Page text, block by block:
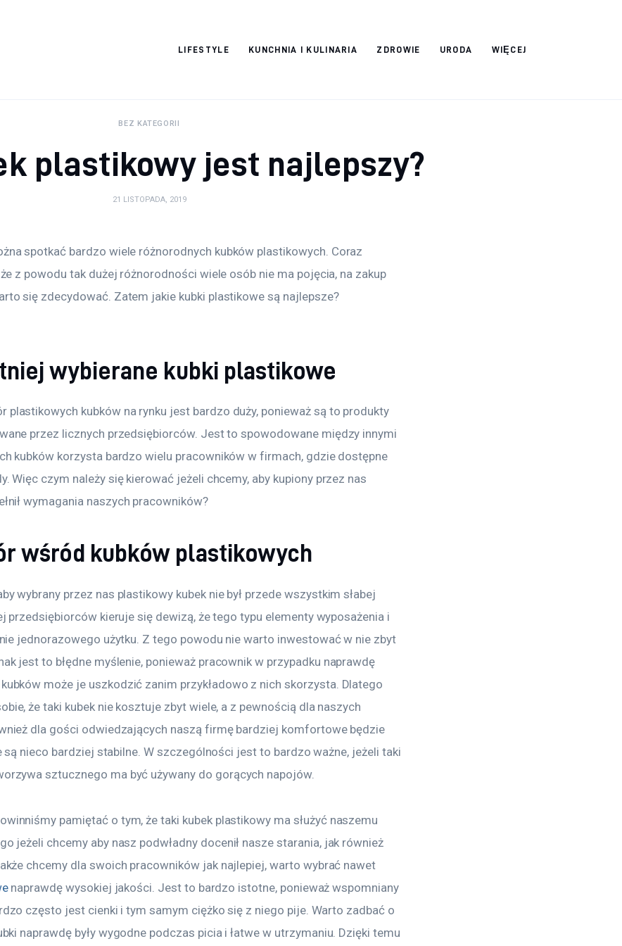
LIFESTYLE KUNCHNIA I KULINARIA ZDROWIE URODA WIĘCEJ
BEZ KATEGORII
plastikowy jest najlepszy?
21 LISTOPADA, 2019
spotkać bardzo wiele różnorodnych kubków plastikowych. Coraz
z powodu tak dużej różnorodności wiele osób nie ma pojęcia, na zakup
się zdecydować. Zatem jakie kubki plastikowe są najlepsze?
wybierane kubki plastikowe
plastikowych kubków na rynku jest bardzo duży, ponieważ są to produkty
przez licznych przedsiębiorców. Jest to spowodowane między innymi
kubków korzysta bardzo wielu pracowników w firmach, gdzie dostępne
Więc czym należy się kierować jeżeli chcemy, aby kupiony przez nas
wymagania naszych pracowników?
wśród kubków plastikowych
wybrany przez nas plastikowy kubek nie był przede wszystkim słabej
przedsiębiorców kieruje się dewizą, że tego typu elementy wyposażenia i
jednorazowego użytku. Z tego powodu nie warto inwestować w nie zbyt
jest to błędne myślenie, ponieważ pracownik w przypadku naprawdę
może je uszkodzić zanim przykładowo z nich skorzysta. Dlatego
że taki kubek nie kosztuje zbyt wiele, a z pewnością dla naszych
dla gości odwiedzających naszą firmę bardziej komfortowe będzie
są nieco bardziej stabilne. W szczególności jest to bardzo ważne, jeżeli taki
sztucznego ma być używany do gorących napojów.
pamiętać o tym, że taki kubek plastikowy ma służyć naszemu
jeżeli chcemy aby nasz podwładny docenił nasze starania, jak również
chcemy dla swoich pracowników jak najlepiej, warto wybrać nawet
naprawdę wysokiej jakości. Jest to bardzo istotne, ponieważ wspomniany
często jest cienki i tym samym ciężko się z niego pije. Warto zadbać o
naprawdę były wygodne podczas picia i łatwe w utrzymaniu. Dzięki temu